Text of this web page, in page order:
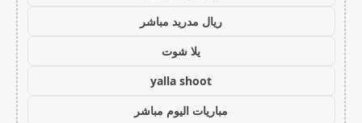
ريال مدريد مباشر
يلا شوت
yalla shoot
مباريات اليوم مباشر